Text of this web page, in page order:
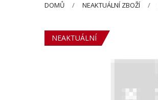
DOMŮ NEAKTUÁLNÍ ZBOŽÍ
NEAKTUÁLNÍ